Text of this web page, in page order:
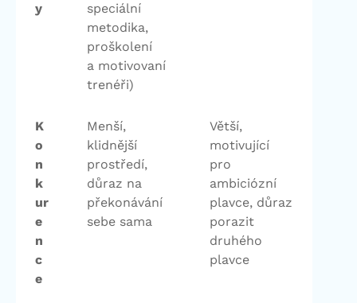
y
speciální
metodika,
proškolení
a motivovaní
trenéři)
K
o
n
k
ur
e
n
c
e
Menší,
klidnější
prostředí,
důraz na
překonávání
sebe sama
Větší,
motivující
pro
ambiciózní
plavce, důraz
porazit
druhého
plavce